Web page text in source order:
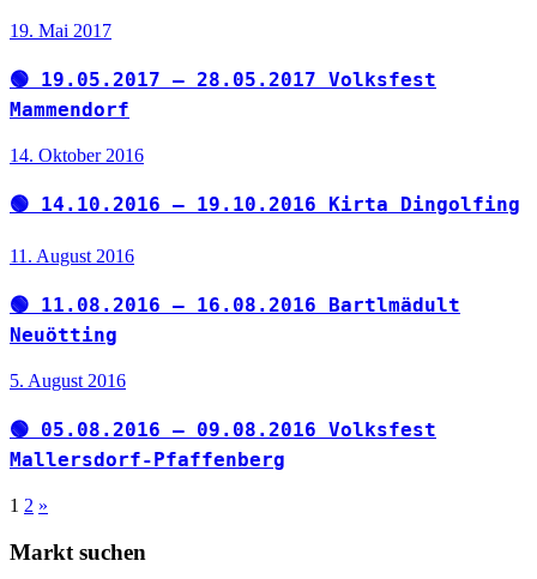
19. Mai 2017
🟢 19.05.2017 – 28.05.2017 Volksfest
Mammendorf
14. Oktober 2016
🟢 14.10.2016 – 19.10.2016 Kirta Dingolfing
11. August 2016
🟢 11.08.2016 – 16.08.2016 Bartlmädult
Neuötting
5. August 2016
🟢 05.08.2016 – 09.08.2016 Volksfest
Mallersdorf-Pfaffenberg
Seitennummerierung
der
1 2 Nächste
»
Markt suchen